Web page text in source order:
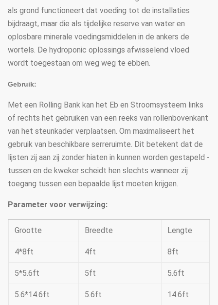
als grond functioneert dat voeding tot de installaties
bijdraagt, maar die als tijdelijke reserve van water en
oplosbare minerale voedingsmiddelen in de ankers de
wortels. De hydroponic oplossings afwisselend vloed
wordt toegestaan om weg weg te ebben.
Gebruik:
Met een Rolling Bank kan het Eb en Stroomsysteem links
of rechts het gebruiken van een reeks van rollenbovenkant
van het steunkader verplaatsen. Om maximaliseert het
gebruik van beschikbare serreruimte. Dit betekent dat de
lijsten zij aan zij zonder hiaten in kunnen worden gestapeld -
tussen en de kweker scheidt hen slechts wanneer zij
toegang tussen een bepaalde lijst moeten krijgen.
Parameter voor verwijzing:
Grootte Breedte Lengte
4*8ft 4ft 8ft
5*5.6ft 5ft 5.6ft
5.6*14.6ft 5.6ft 14.6ft